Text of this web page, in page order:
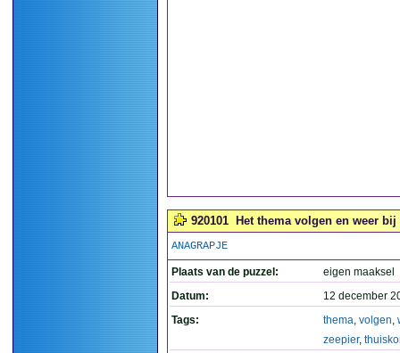
920101 Het thema volgen en weer
ANAGRAPJE
Plaats van de puzzel:
eigen maaksel
Datum:
12 december
Tags:
thema, volgen,
zeepier,